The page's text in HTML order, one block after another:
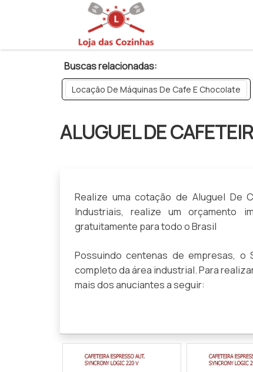
Buscas relacionadas:
Locação De Máquinas De Cafe E Chocolate
ALUGUEL DE
Realize uma cotação de Aluguel De
Industriais, realize um orçamento
gratuitamente para todo o Brasil
Possuindo centenas de empresas,
completo da área industrial. Para
mais dos anuciantes a seguir: